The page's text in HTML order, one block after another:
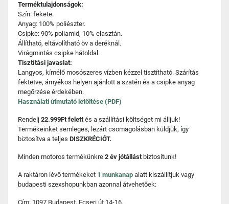
Terméktulajdonságok:
Szín: fekete.
Anyag: 100% poliészter.
Csipke: 90% poliamid, 10% elasztán.
Állítható, eltávolítható öv a deréknál.
Virágmintás csipke hátoldal.
Tisztítási javaslat:
Langyos, kímélő mosószeres vízben kézzel tisztítható. Szárítás
fektetve, árnyékos helyen ajánlott a szatén és a csipke anyag
megőrzése érdekében.
Használati útmutató letöltése (PDF)
Rendelj 22.999Ft felettés a szállítási költséget mi álljuk!
Termékeinket semleges, lezárt csomagolásban küldjük, így
biztosítva a teljes DISZKRÉCIÓT.
Minden motoros termékünkre 2 év jótállást biztosítunk!
A raktáron lévő termékeket 1 munkanap alatt kiszállítjuk vagy
budapesti szexshopunkban azonnal átvehetőek:
Cím: 1097 Budapest, Ecseri út 14-16.